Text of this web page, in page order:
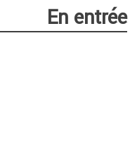
En entrée